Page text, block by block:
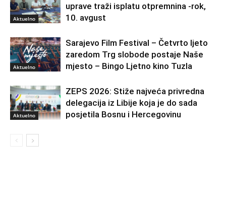
Aktuelno
uprave traži isplatu otpremnina -rok,
10. avgust
Aktuelno
Sarajevo Film Festival – Četvrto ljeto
zaredom Trg slobode postaje Naše
mjesto – Bingo Ljetno kino Tuzla
Aktuelno
ZEPS 2026: Stiže najveća privredna
delegacija iz Libije koja je do sada
posjetila Bosnu i Hercegovinu